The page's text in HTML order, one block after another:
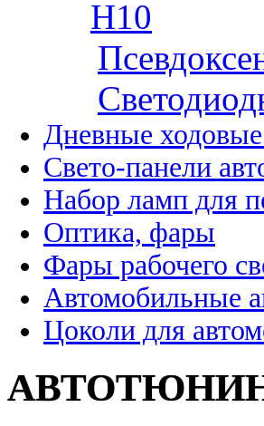
H10
Дневные
Свето-панели
Набор ламп для
Оптика, фары
Фары рабочего
Автомобильные
Цоколи для